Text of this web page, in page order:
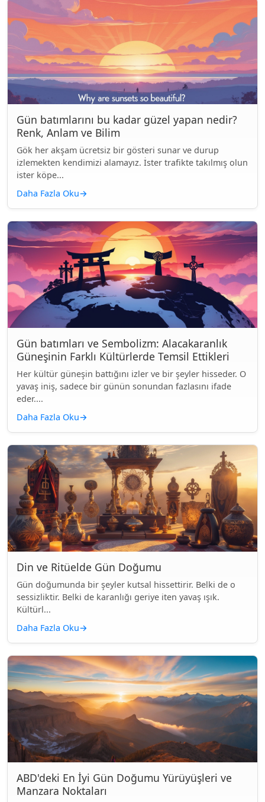
Gün batımlarını bu kadar güzel yapan nedir?
Renk, Anlam ve Bilim
Gök her akşam ücretsiz bir gösteri sunar ve durup
izlemekten kendimizi alamayız. İster trafikte takılmış olun
ister köpe...
Daha Fazla Oku→
Gün batımları ve Sembolizm: Alacakaranlık
Güneşinin Farklı Kültürlerde Temsil Ettikleri
Her kültür güneşin battığını izler ve bir şeyler hisseder. O
yavaş iniş, sadece bir günün sonundan fazlasını ifade
eder....
Daha Fazla Oku→
Din ve Ritüelde Gün Doğumu
Gün doğumunda bir şeyler kutsal hissettirir. Belki de o
sessizliktir. Belki de karanlığı geriye iten yavaş ışık.
Kültürl...
Daha Fazla Oku→
ABD'deki En İyi Gün Doğumu Yürüyüşleri ve
Manzara Noktaları